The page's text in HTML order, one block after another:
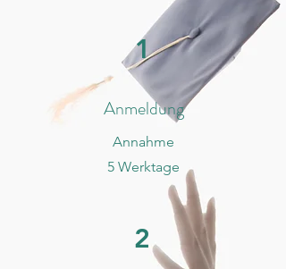
1
Anmeldung
Annahme
5 Werktage
2